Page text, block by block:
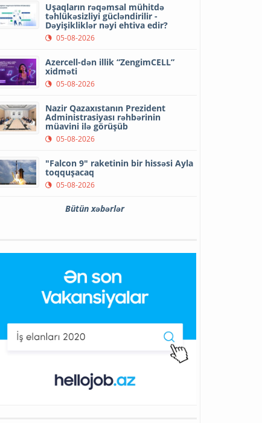
Uşaqların rəqəmsal mühitdə
təhlükəsizliyi gücləndirilir -
Dəyişikliklər nəyi ehtiva edir?
05-08-2026
Azercell-dən illik “ZengimCELL”
xidməti
05-08-2026
Nazir Qazaxıstanın Prezident
Administrasiyası rəhbərinin
müavini ilə görüşüb
05-08-2026
"Falcon 9" raketinin bir hissəsi Ayla
toqquşacaq
05-08-2026
Bütün xəbərlər